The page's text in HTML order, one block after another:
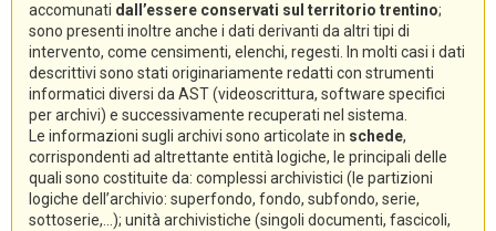
accomunati dall’essere conservati sul territorio trentino;
sono presenti inoltre anche i dati derivanti da altri tipi di
intervento, come censimenti, elenchi, regesti. In molti casi i dati
descrittivi sono stati originariamente redatti con strumenti
informatici diversi da AST (videoscrittura, software specifici
per archivi) e successivamente recuperati nel sistema.
Le informazioni sugli archivi sono articolate in schede,
corrispondenti ad altrettante entità logiche, le principali delle
quali sono costituite da: complessi archivistici (le partizioni
logiche dell’archivio: superfondo, fondo, subfondo, serie,
sottoserie,...); unità archivistiche (singoli documenti, fascicoli,